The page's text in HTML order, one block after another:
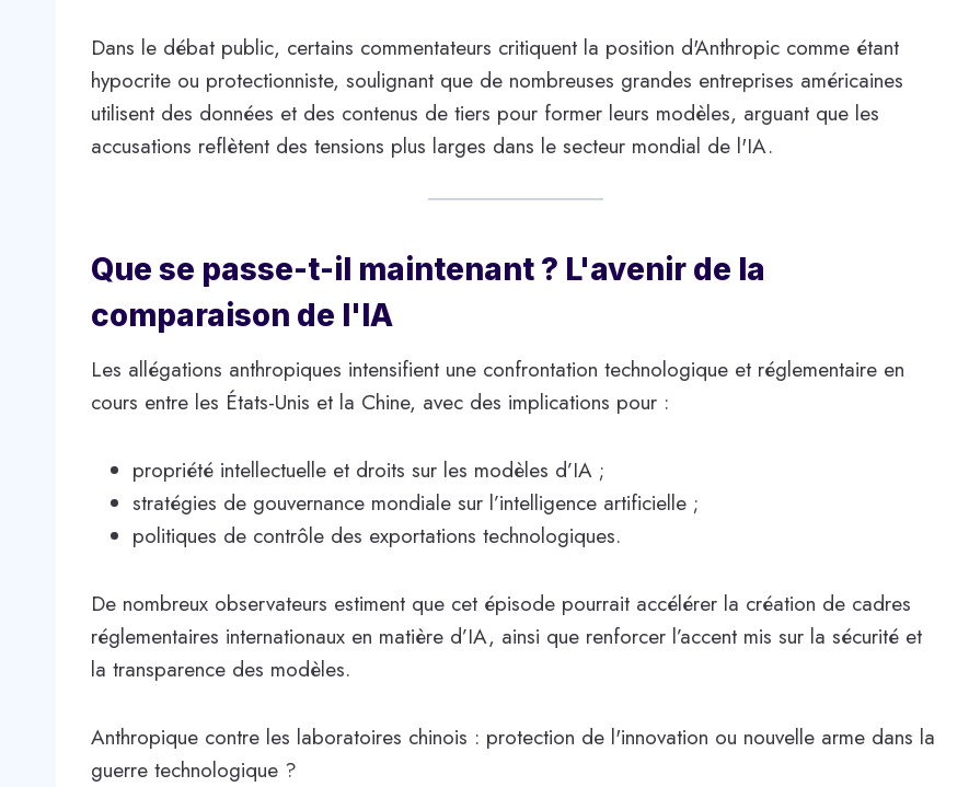
Dans le débat public, certains commentateurs critiquent la position d'Anthropic comme étant
hypocrite ou protectionniste, soulignant que de nombreuses grandes entreprises américaines
utilisent des données et des contenus de tiers pour former leurs modèles, arguant que les
accusations reflètent des tensions plus larges dans le secteur mondial de l'IA.
Que se passe-t-il maintenant ? L'avenir de la
comparaison de l'IA
Les allégations anthropiques intensifient une confrontation technologique et réglementaire en
cours entre les États-Unis et la Chine, avec des implications pour :
propriété intellectuelle et droits sur les modèles d’IA ;
stratégies de gouvernance mondiale sur l’intelligence artificielle ;
politiques de contrôle des exportations technologiques.
De nombreux observateurs estiment que cet épisode pourrait accélérer la création de cadres
réglementaires internationaux en matière d’IA, ainsi que renforcer l’accent mis sur la sécurité et
la transparence des modèles.
Anthropique contre les laboratoires chinois : protection de l'innovation ou nouvelle arme dans la
guerre technologique ?